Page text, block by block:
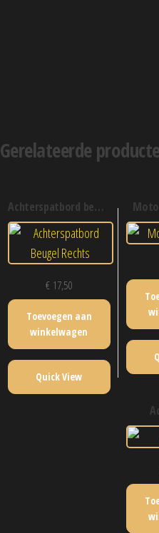
Gerelateerde
achterspatbord beugel rechts
€ 17,50
Toevoegen aan
winkelwagen
Quick View